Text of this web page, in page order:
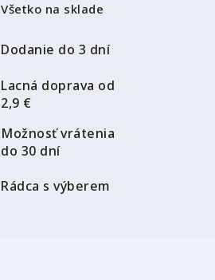
Všetko na sklade
Dodanie do 3 dní
Lacná doprava od
2,9 €
Možnosť vrátenia
do 30 dní
Rádca s výberem